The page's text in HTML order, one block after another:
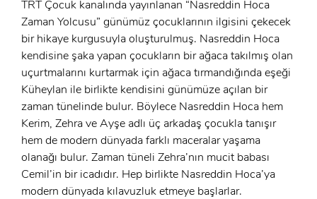
x
x
ÜYE OL
Ad Soyad:
TRT Çocuk kanalında yayınlanan “Nasreddin Hoca
Zaman Yolcusu” günümüz çocuklarının ilgisini çekecek
bir hikaye kurgusuyla oluşturulmuş. Nasreddin Hoca
kendisine şaka yapan çocukların bir ağaca takılmış olan
uçurtmalarını kurtarmak için ağaca tırmandığında eşeği
Küheylan ile birlikte kendisini günümüze açılan bir
zaman tünelinde bulur. Böylece Nasreddin Hoca hem
Kerim, Zehra ve Ayşe adlı üç arkadaş çocukla tanışır
hem de modern dünyada farklı maceralar yaşama
olanağı bulur. Zaman tüneli Zehra’nın mucit babası
Cemil’in bir icadıdır. Hep birlikte Nasreddin Hoca’ya
modern dünyada kılavuzluk etmeye başlarlar.